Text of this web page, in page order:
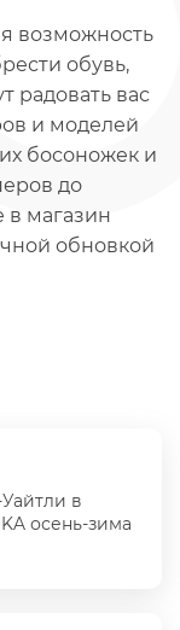
в
осень-зима
возможность
обувь,
радовать вас
и моделей
босоножек и
до
в магазин
обновкой